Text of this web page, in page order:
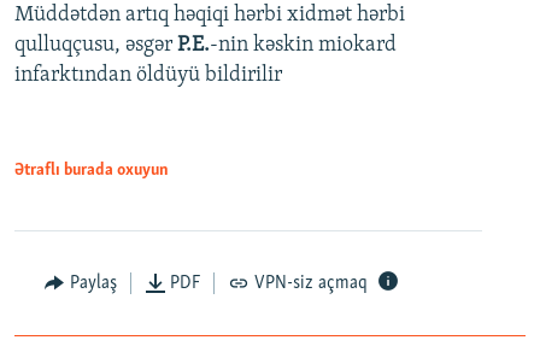
Müddətdən artıq həqiqi hərbi xidmət hərbi
qulluqçusu, əsgər P.E.-nin kəskin miokard
infarktından öldüyü bildirilir
Ətraflı burada oxuyun
Paylaş PDF VPN-siz açmaq